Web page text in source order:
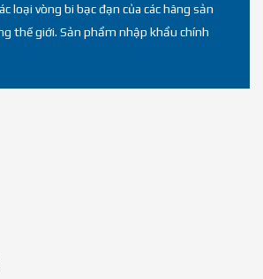
loại vòng bi bạc đạn của các hãng sản
thế giới. Sản phẩm nhập khẩu chính